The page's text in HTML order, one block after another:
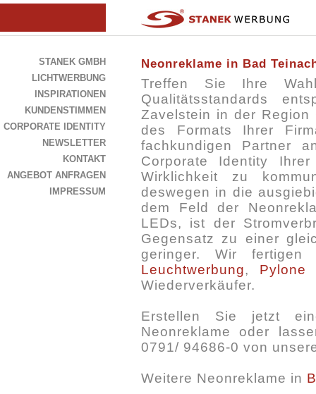
STANEK GMBH
LICHTWERBUNG
INSPIRATIONEN
KUNDENSTIMMEN
CORPORATE IDENTITY
NEWSLETTER
KONTAKT
ANGEBOT ANFRAGEN
IMPRESSUM
Neonreklame in Bad
Treffen Sie Ihre
Qualitätsstandards
Zavelstein in der Region
des Formats Ihrer
fachkundigen Partner
Corporate Identity
Wirklichkeit zu
deswegen in die
dem Feld der
LEDs, ist der
Gegensatz zu einer
geringer. Wir
Leuchtwerbung, Pylone
Wiederverkäufer.
Erstellen Sie jetzt
Neonreklame oder
0791/ 94686-0 von
Weitere Neonreklame in